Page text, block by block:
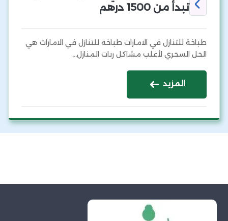
تبدأ من 1500 درهم
طباخة للتنازل في الامارات طباخة للتنازل في الامارات هي
الحل السحري لأغلب مشاكل ربات المنازل…
المزيد